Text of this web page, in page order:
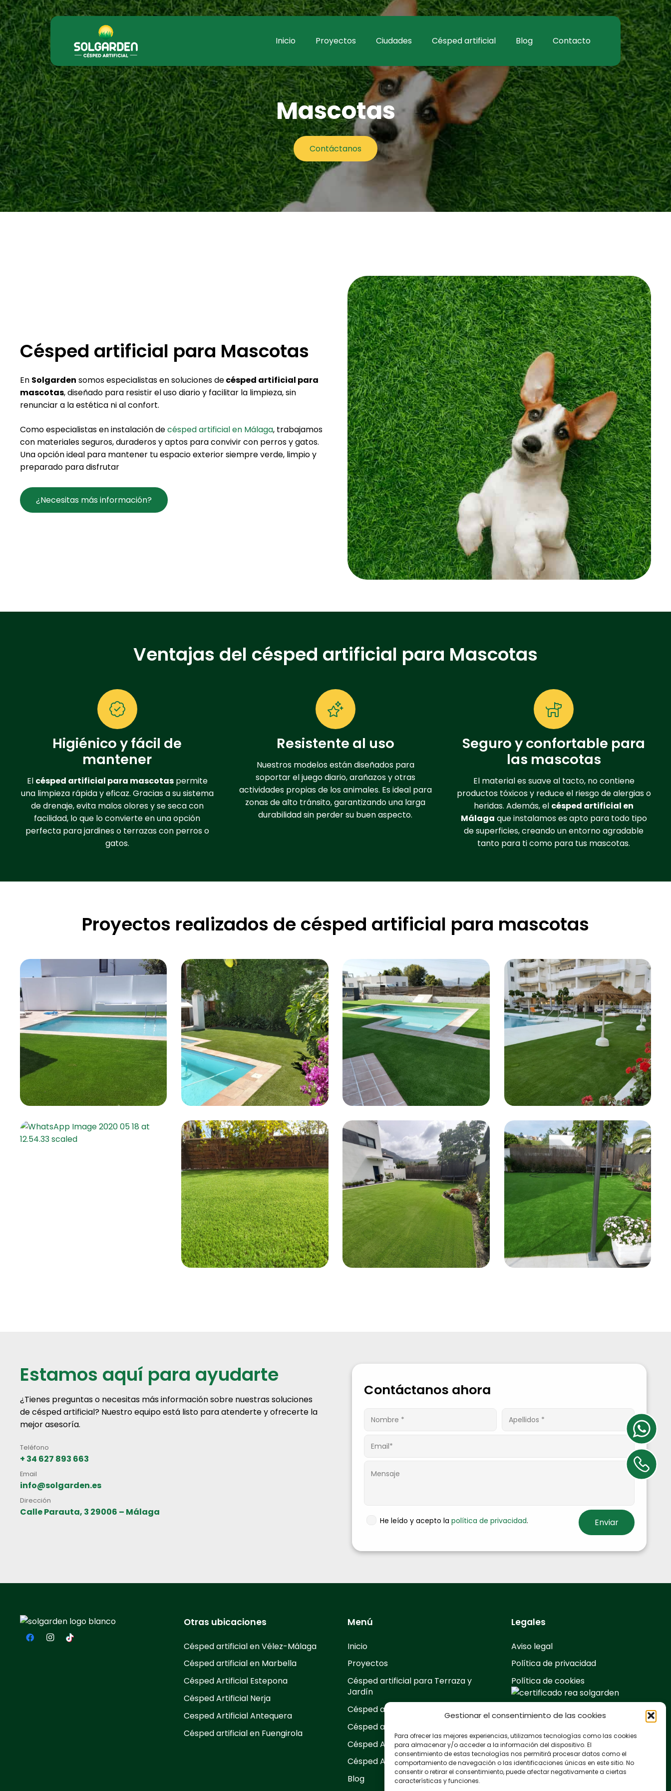
Gestionar el consentimiento de las cookies
Para ofrecer las mejores experiencias, utilizamos tecnologías como las cookies
para almacenar y/o acceder a la información del dispositivo. El
consentimiento de estas tecnologías nos permitirá procesar datos como el
comportamiento de navegación o las identificaciones únicas en este sitio. No
consentir o retirar el consentimiento, puede afectar negativamente a ciertas
características y funciones.
Inicio Proyectos Ciudades Césped artificial Blog Contacto
Mascotas
Contáctanos
Césped artificial para Mascotas
En Solgarden somos especialistas en soluciones decésped artificial para
mascotas, diseñado para resistir el uso diario y facilitar la limpieza, sin
renunciar a la estética ni al confort.
Como especialistas en instalación decésped artificial en Málaga, trabajamos
con materiales seguros, duraderos y aptos para convivir con perros y gatos.
Una opción ideal para mantener tu espacio exterior siempre verde, limpio y
preparado para disfrutar
¿Necesitas más información?
Ventajas del césped artificial para Mascotas
Higiénico y fácil de
mantener
El césped artificial para mascotaspermite
una limpieza rápida y eficaz. Gracias a su sistema
de drenaje, evita malos olores y se seca con
facilidad, lo que lo convierte en una opción
perfecta para jardines o terrazas con perros o
gatos.
Resistente al uso
Nuestros modelos están diseñados para
soportar el juego diario, arañazos y otras
actividades propias de los animales. Es ideal para
zonas de alto tránsito, garantizando una larga
durabilidad sin perder su buen aspecto.
Seguro y confortable para
las mascotas
El material es suave al tacto, no contiene
productos tóxicos y reduce el riesgo de alergias o
heridas. Además, el césped artificial en
Málaga que instalamos es apto para todo tipo
de superficies, creando un entorno agradable
tanto para ti como para tus mascotas.
Proyectos realizados de césped artificial para mascotas
Estamos aquí para ayudarte
¿Tienes preguntas o necesitas más información sobre nuestras soluciones
de césped artificial? Nuestro equipo está listo para atenderte y ofrecerte la
mejor asesoría.
Teléfono
+ 34 627 893 663
Email
info@solgarden.es
Dirección
Calle Parauta, 3 29006 – Málaga
Contáctanos ahora
He leído y acepto lapolítica de privacidad. Enviar
Otras ubicaciones
Césped artificial en Vélez-Málaga
Césped artificial en Marbella
Césped Artificial Estepona
Césped Artificial Nerja
Cesped Artificial Antequera
Césped artificial en Fuengirola
Menú
Inicio
Proyectos
Césped artificial para Terraza y
Jardín
Césped artificial para Eventos
Césped artificial para Mascotas
Césped Artificial para Gimnasios
Césped Artificial Decorativo
Blog
Legales
Aviso legal
Política de privacidad
Política de cookies